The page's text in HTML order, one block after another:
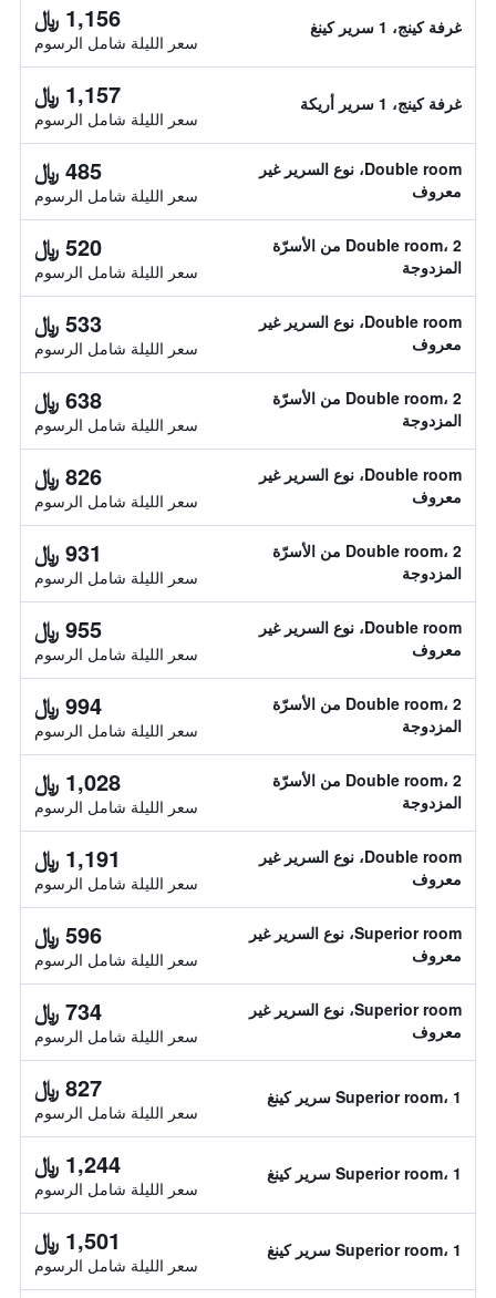
غرفة كينج، 1 سرير كينغ 1,156 ﷼
سعر الليلة شامل الرسوم
غرفة كينج، 1 سرير أريكة 1,157 ﷼
سعر الليلة شامل الرسوم
Double room، نوع السرير غير
معروف
485 ﷼
سعر الليلة شامل الرسوم
Double room، 2 من الأسرّة
المزدوجة
520 ﷼
سعر الليلة شامل الرسوم
Double room، نوع السرير غير
معروف
533 ﷼
سعر الليلة شامل الرسوم
Double room، 2 من الأسرّة
المزدوجة
638 ﷼
سعر الليلة شامل الرسوم
Double room، نوع السرير غير
معروف
826 ﷼
سعر الليلة شامل الرسوم
Double room، 2 من الأسرّة
المزدوجة
931 ﷼
سعر الليلة شامل الرسوم
Double room، نوع السرير غير
معروف
955 ﷼
سعر الليلة شامل الرسوم
Double room، 2 من الأسرّة
المزدوجة
994 ﷼
سعر الليلة شامل الرسوم
Double room، 2 من الأسرّة
المزدوجة
1,028 ﷼
سعر الليلة شامل الرسوم
Double room، نوع السرير غير
معروف
1,191 ﷼
سعر الليلة شامل الرسوم
Superior room، نوع السرير غير
معروف
596 ﷼
سعر الليلة شامل الرسوم
Superior room، نوع السرير غير
معروف
734 ﷼
سعر الليلة شامل الرسوم
Superior room، 1 سرير كينغ 827 ﷼
سعر الليلة شامل الرسوم
Superior room، 1 سرير كينغ 1,244 ﷼
سعر الليلة شامل الرسوم
Superior room، 1 سرير كينغ 1,501 ﷼
سعر الليلة شامل الرسوم